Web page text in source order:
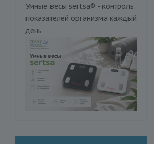
Умные весы sertsa® - контроль
показателей организма каждый
день